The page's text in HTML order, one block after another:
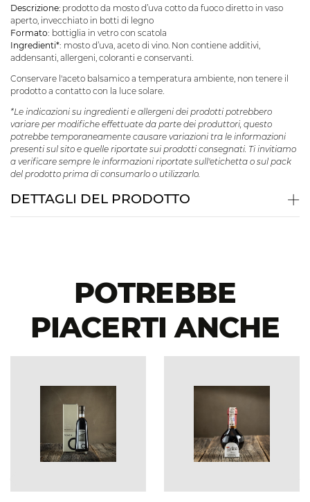
Descrizione: prodotto da mosto d’uva cotto da fuoco diretto in vaso
aperto, invecchiato in botti di legno
Formato: bottiglia in vetro con scatola
Ingredienti*: mosto d’uva, aceto di vino. Non contiene additivi,
addensanti, allergeni, coloranti e conservanti.
Conservare l'aceto balsamico a temperatura ambiente, non tenere il
prodotto a contatto con la luce solare.
*Le indicazioni su ingredienti e allergeni dei prodotti potrebbero
variare per modifiche effettuate da parte dei produttori, questo
potrebbe temporaneamente causare variazioni tra le informazioni
presenti sul sito e quelle riportate sui prodotti consegnati. Ti invitiamo
a verificare sempre le informazioni riportate sull'etichetta o sul pack
del prodotto prima di consumarlo o utilizzarlo.
DETTAGLI DEL PRODOTTO
POTREBBE
PIACERTI ANCHE